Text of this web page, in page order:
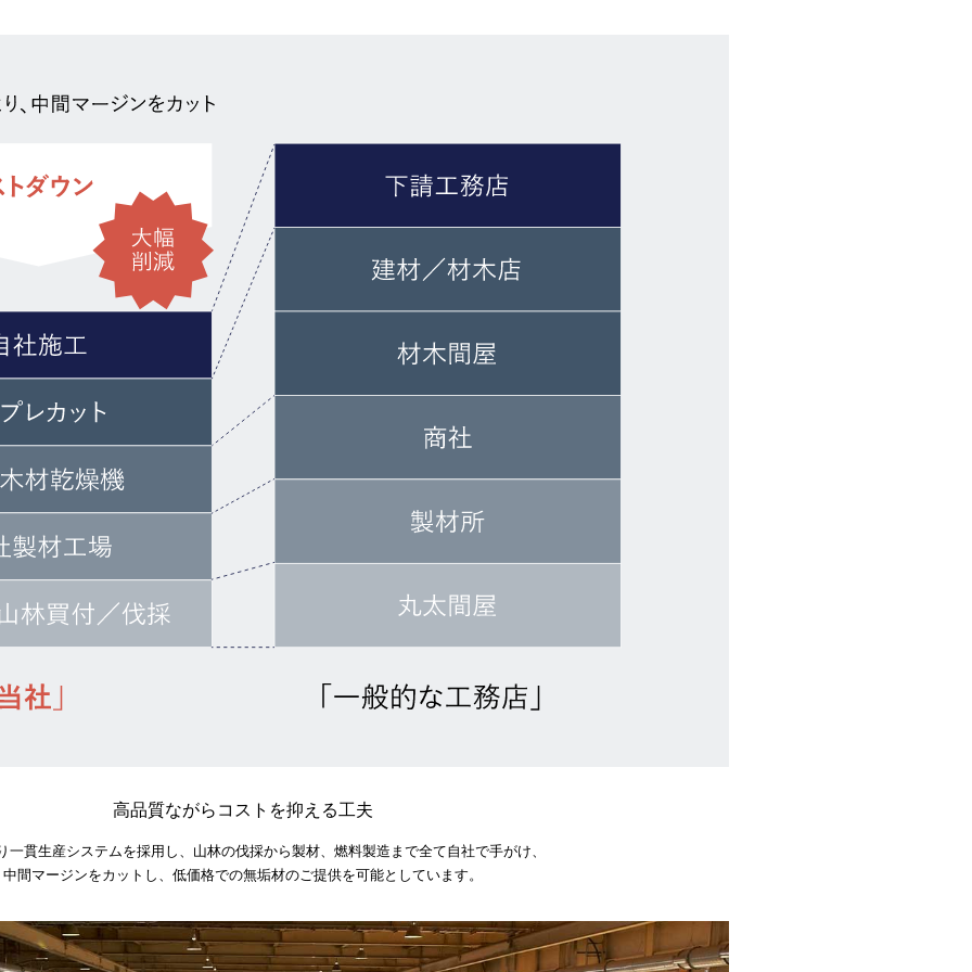
高品質ながらコストを抑える工夫
一貫生産システムを採用し、山林の伐採から製材、燃料製造まで全て自社で手がけ、
中間マージンをカットし、低価格での無垢材のご提供を可能としています。